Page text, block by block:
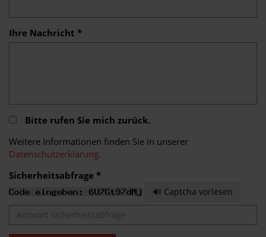
Ihre Nachricht *
Bitte rufen Sie mich zurück.
Weitere Informationen finden Sie in unserer
Datenschutzerklärung.
Sicherheitsabfrage *
🔊 Captcha vorlesen